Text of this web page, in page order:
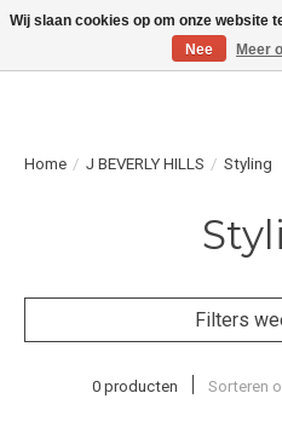
LET OP! ALLEEN BESCHIKBAAR VOOR
Home / J BEVERLY HILLS / Styling
Filters
0 producten Sorteren
Wij slaan cookies op om onze website
Nee
Meer